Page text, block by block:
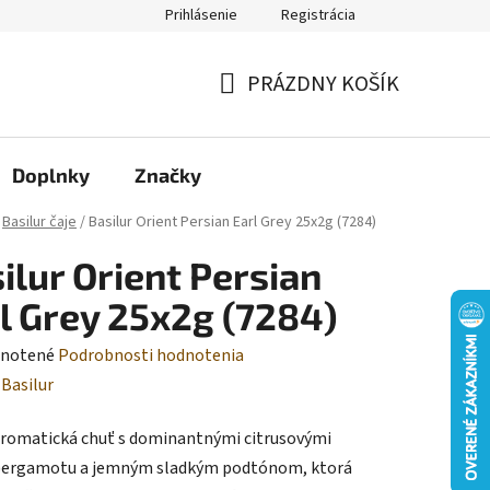
Prihlásenie Registrácia
PRÁZDNY KOŠÍK
Doplnky Značky
Basilur čaje/Basilur Orient Persian Earl Grey 25x2g (7284)
Orient Persian
Grey 25x2g (7284)
Podrobnosti hodnotenia
Basilur
chuť s dominantnými citrusovými
a jemným sladkým podtónom, ktorá